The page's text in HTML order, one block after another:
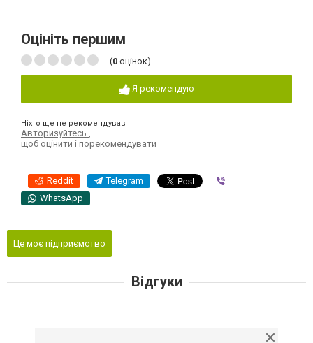
Оцініть першим
(0 оцінок)
Я рекомендую
Ніхто ще не рекомендував
Авторизуйтесь
щоб оцінити і порекомендувати
Reddit Telegram
WhatsApp
Це моє підприємство
Відгуки